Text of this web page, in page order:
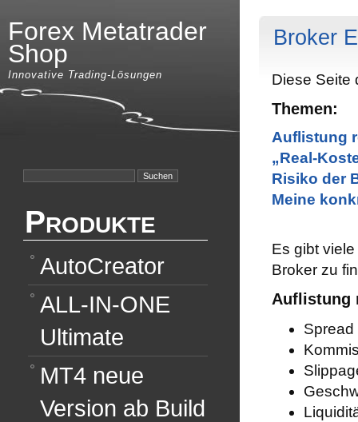
Broker
Diese Seite
Themen:
Auflistung
„Real-
Risiko der
Meine
Es gibt
Broker zu
Auflistung
Spread
Forex Metatrader
Shop
Innovative Trading-Lösungen
Produkte
AutoCreator
ALL-IN-ONE
Ultimate
MT4 neue
Version ab Build